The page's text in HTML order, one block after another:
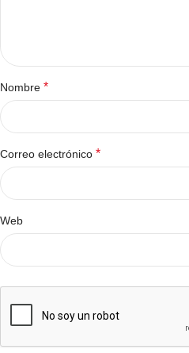
Nombre *
Correo electrónico *
Web